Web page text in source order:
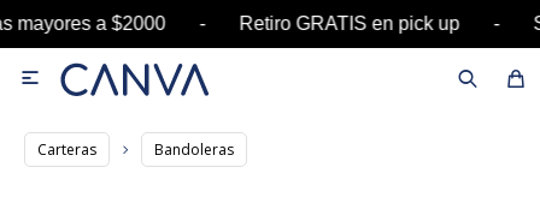
mayores a $2000 - Retiro GRATIS en pick up

Carteras Bandoleras